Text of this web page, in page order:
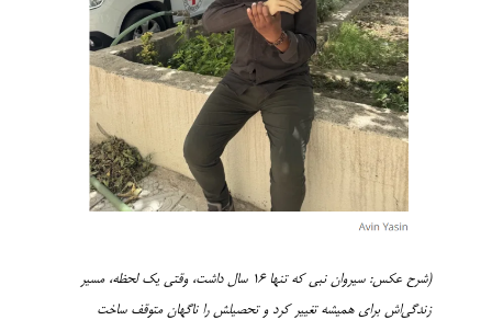
(شرح عکس:
سیروان نبی که تنها ۱۶ سال داشت، وقتی یک لحظه، مسیر
زندگی‌اش برای همیشه تغییر کرد و تحصیلش را ناگهان متوقف ساخت